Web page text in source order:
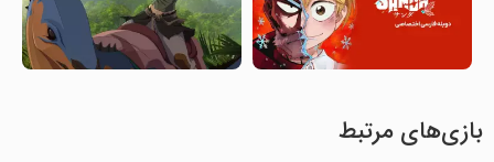
بازی‌های مرتبط